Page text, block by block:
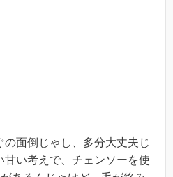
面倒じゃし、多分大丈夫じ
甘い考えで、チェンソーを使